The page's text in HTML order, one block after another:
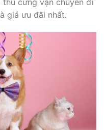
cưng vận chuyển đi
giá ưu đãi nhất.